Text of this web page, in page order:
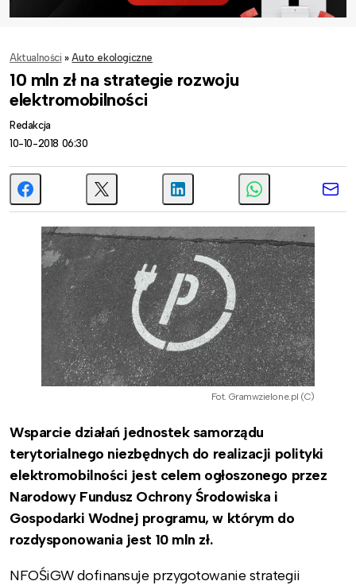
Aktualności » Auto ekologiczne
10 mln zł na strategie rozwoju
elektromobilności
Redakcja
10-10-2018 06:30
Fot. Gramwzielone.pl (C)
Wsparcie działań jednostek samorządu
terytorialnego niezbędnych do realizacji polityki
elektromobilności jest celem ogłoszonego przez
Narodowy Fundusz Ochrony Środowiska i
Gospodarki Wodnej programu, w którym do
rozdysponowania jest 10 mln zł.
NFOŚiGW dofinansuje przygotowanie strategii